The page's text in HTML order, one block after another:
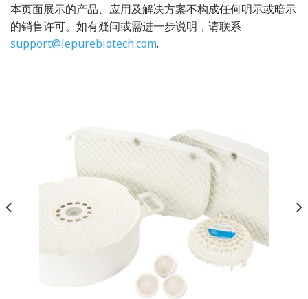
本页面展示的产品、应用及解决方案不构成任何明示或暗示
的销售许可。如有疑问或需进一步说明，请联系
support@lepurebiotech.com.